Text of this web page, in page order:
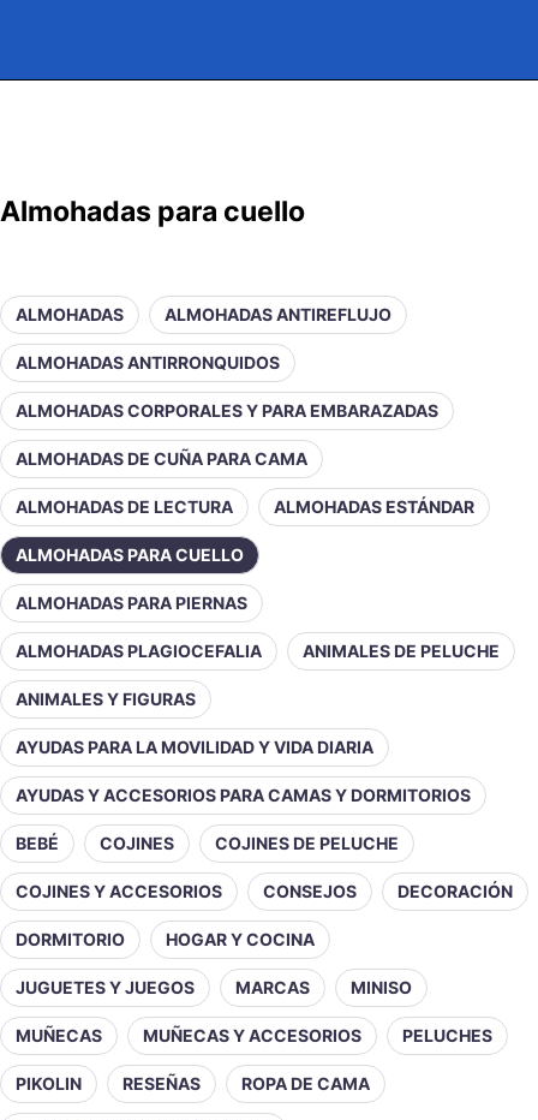
Almohadas para cuello
ALMOHADAS ALMOHADAS ANTIREFLUJO
ALMOHADAS ANTIRRONQUIDOS
ALMOHADAS CORPORALES Y PARA EMBARAZADAS
ALMOHADAS DE CUÑA PARA CAMA
ALMOHADAS DE LECTURA ALMOHADAS ESTÁNDAR
ALMOHADAS PARA CUELLO
ALMOHADAS PARA PIERNAS
ALMOHADAS PLAGIOCEFALIA ANIMALES DE PELUCHE
ANIMALES Y FIGURAS
AYUDAS PARA LA MOVILIDAD Y VIDA DIARIA
AYUDAS Y ACCESORIOS PARA CAMAS Y DORMITORIOS
BEBÉ COJINES COJINES DE PELUCHE
COJINES Y ACCESORIOS CONSEJOS DECORACIÓN
DORMITORIO HOGAR Y COCINA
JUGUETES Y JUEGOS MARCAS MINISO
MUÑECAS MUÑECAS Y ACCESORIOS PELUCHES
PIKOLIN RESEÑAS ROPA DE CAMA